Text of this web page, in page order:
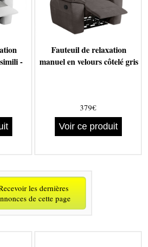
-
Fauteuil de relaxation
manuel en velours côtelé gris
379€
Voir ce produit
les dernières
de cette page